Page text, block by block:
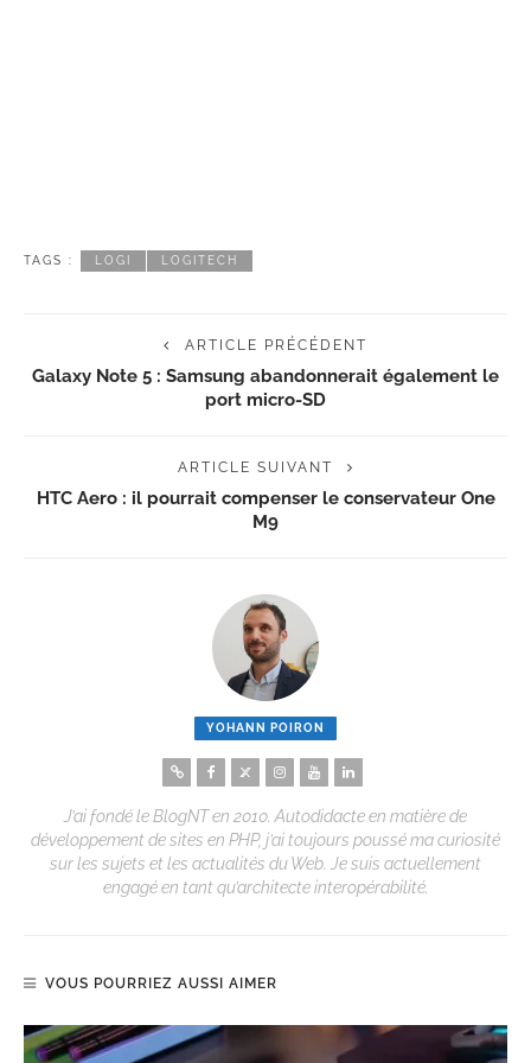
TAGS : LOGI LOGITECH
ARTICLE PRÉCÉDENT
Galaxy Note 5 : Samsung abandonnerait également le
port micro-SD
ARTICLE SUIVANT
HTC Aero : il pourrait compenser le conservateur One
M9
YOHANN POIRON
J’ai fondé le BlogNT en 2010. Autodidacte en matière de
développement de sites en PHP, j’ai toujours poussé ma curiosité
sur les sujets et les actualités du Web. Je suis actuellement
engagé en tant qu’architecte interopérabilité.
VOUS POURRIEZ AUSSI AIMER